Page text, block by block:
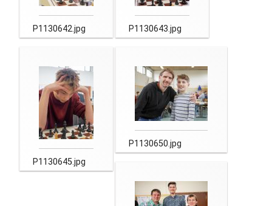
P1130642.jpg P1130643.jpg
P1130645.jpg
P1130650.jpg